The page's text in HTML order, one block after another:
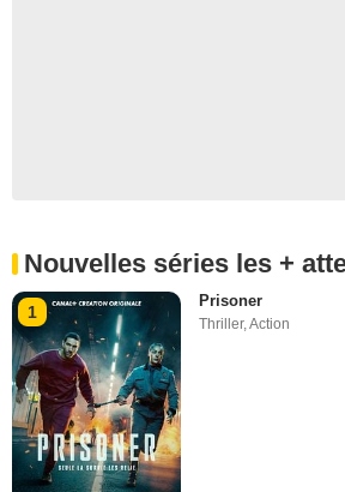
Nouvelles séries les +
1
Prisoner
Thriller,Action